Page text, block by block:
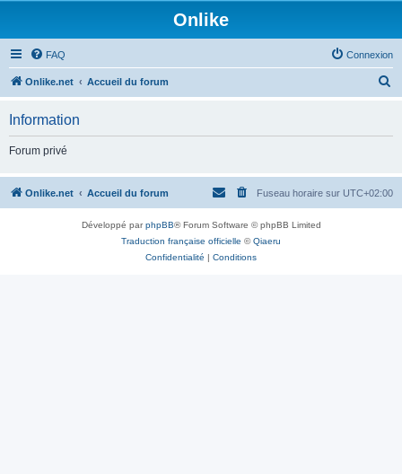
Onlike
FAQ Connexion
Onlike.net Accueil du forum
r
c
Information
Forum privé
Onlike.net Accueil du forum Fuseau horaire sur UTC+02:00
Développé parphpBB® Forum Software © phpBB Limited
Traduction française officielle ©Qiaeru
Confidentialité | Conditions